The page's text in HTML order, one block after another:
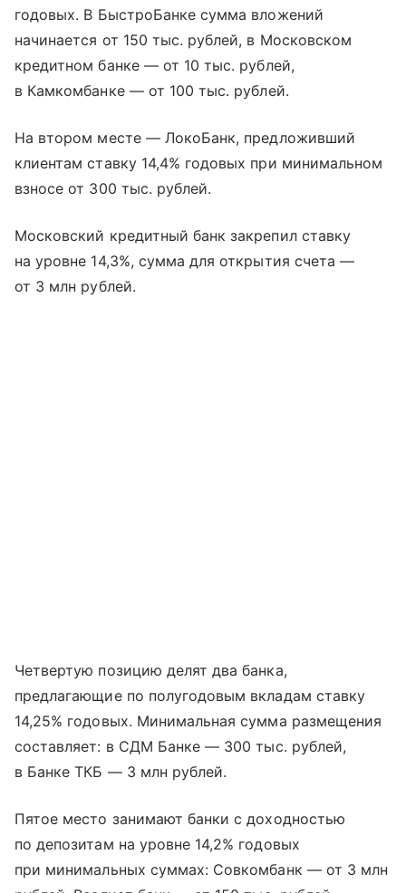
годовых. В БыстроБанке сумма вложений
начинается от 150 тыс. рублей, в Московском
кредитном банке — от 10 тыс. рублей,
в Камкомбанке — от 100 тыс. рублей.
На втором месте — ЛокоБанк, предложивший
клиентам ставку 14,4% годовых при минимальном
взносе от 300 тыс. рублей.
Московский кредитный банк закрепил ставку
на уровне 14,3%, сумма для открытия счета —
от 3 млн рублей.
Четвертую позицию делят два банка,
предлагающие по полугодовым вкладам ставку
14,25% годовых. Минимальная сумма размещения
составляет: в СДМ Банке — 300 тыс. рублей,
в Банке ТКБ — 3 млн рублей.
Пятое место занимают банки с доходностью
по депозитам на уровне 14,2% годовых
при минимальных суммах: Совкомбанк — от 3 млн